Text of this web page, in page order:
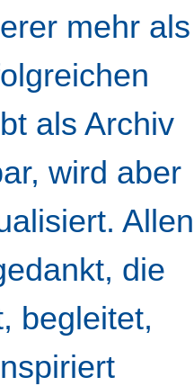
mehr als
als Archiv
wird aber
Allen
die
begleitet,